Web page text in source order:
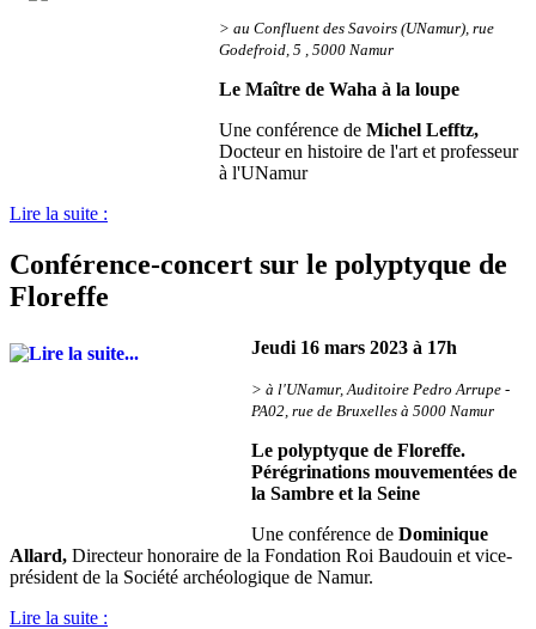
> au Confluent des Savoirs (UNamur), rue
Godefroid, 5 , 5000 Namur
Le Maître de Waha à la loupe
Une conférence de Michel Lefftz,
Docteur en histoire de l'art et professeur
à l'UNamur
Lire la suite :
Conférence-concert sur le polyptyque de
Floreffe
Jeudi 16 mars 2023 à 17h
> à l'UNamur, Auditoire Pedro Arrupe -
PA02, rue de Bruxelles à 5000 Namur
Le polyptyque de Floreffe.
Pérégrinations mouvementées de
la Sambre et la Seine
Une conférence de Dominique
Allard, Directeur honoraire de la Fondation Roi Baudouin et vice-
président de la Société archéologique de Namur.
Lire la suite :